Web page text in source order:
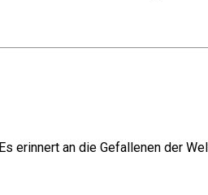
erinnert an die Gefallenen der